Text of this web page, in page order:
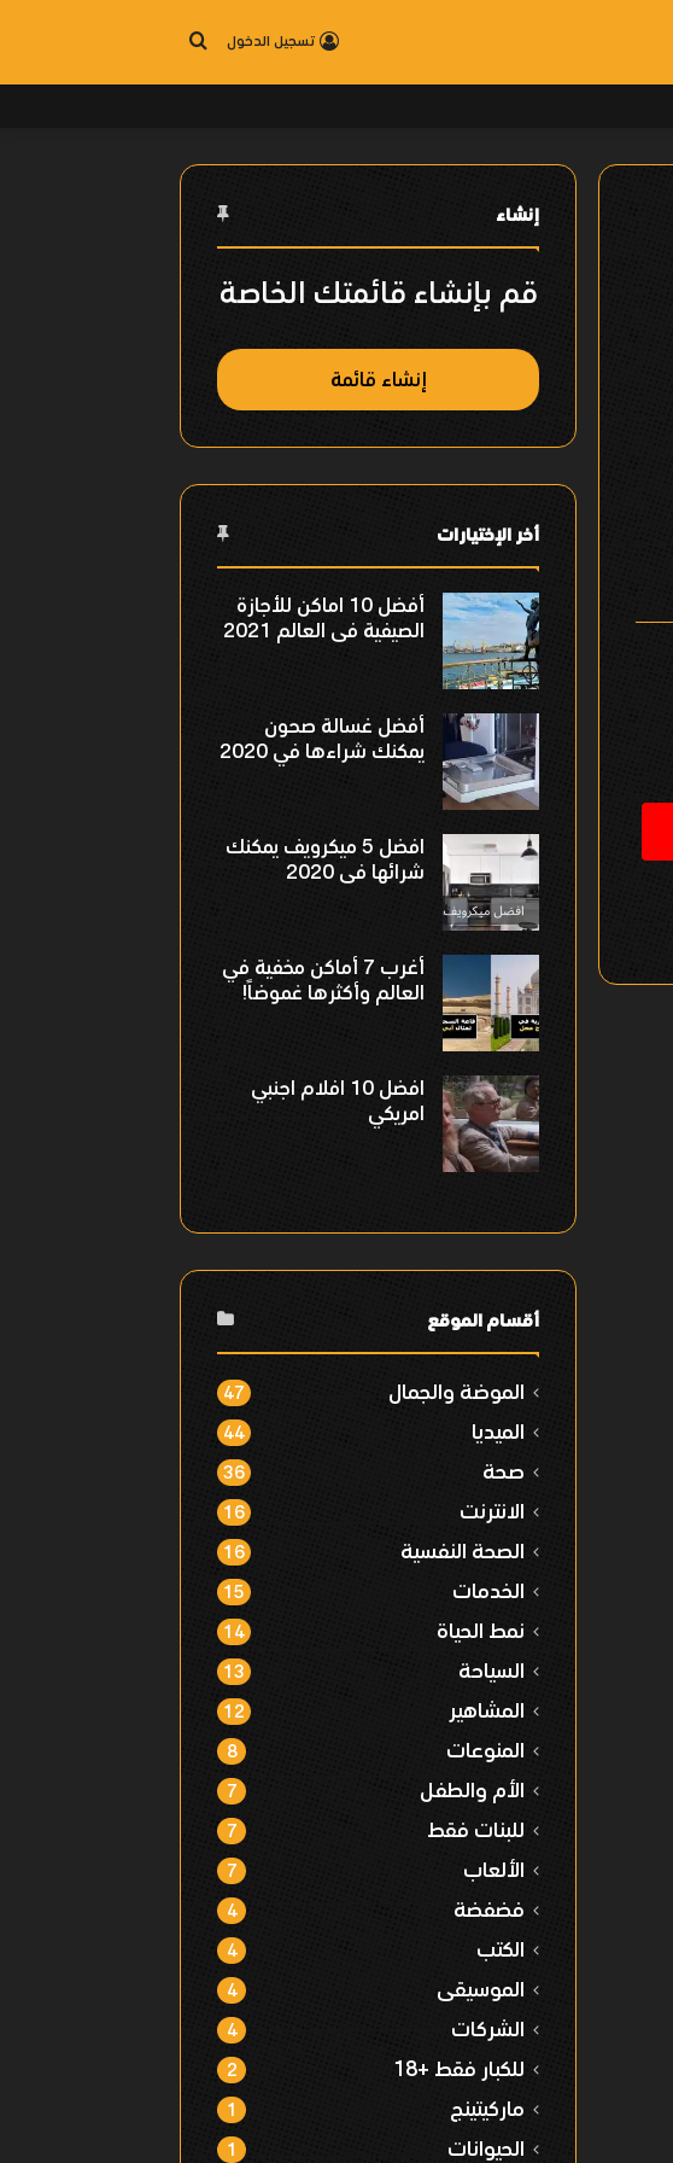
بحث تسجيل الدخول
إنشاء
قم بإنشاء قائمتك الخاصة
إنشاء قائمة
أخر الإختيارات
أفضل 10 اماكن للأجازة
الصيفية فى العالم 2021
أفضل غسالة صحون
يمكنك شراءها في 2020
افضل 5 ميكرويف يمكنك
شرائها فى 2020
أغرب 7 أماكن مخفية في
العالم وأكثرها غموضاً!
افضل 10 افلام اجنبي
امريكي
أقسام الموقع
الموضة والجمال 47
الميديا 44
صحة 36
الانترنت 16
الصحة النفسية 16
الخدمات 15
نمط الحياة 14
السياحة 13
المشاهير 12
المنوعات 8
الأم والطفل 7
للبنات فقط 7
الألعاب 7
فضفضة 4
الكتب 4
الموسيقى 4
الشركات 4
للكبار فقط +18 2
ماركيتينج 1
الحيوانات 1